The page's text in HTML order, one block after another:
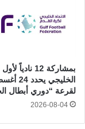
بمشاركة 12
لقرعة “دوري أبطال
2026-08-04